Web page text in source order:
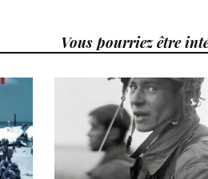
Vous pourriez être